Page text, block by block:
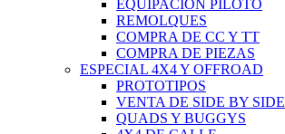
EQUIPACIÓN PILOTO
REMOLQUES
COMPRA DE CC Y TT
COMPRA DE PIEZAS
ESPECIAL 4X4 Y OFFROAD
PROTOTIPOS
VENTA DE SIDE BY SIDE
QUADS Y BUGGYS